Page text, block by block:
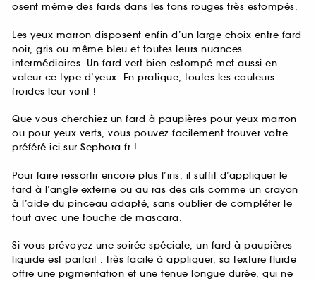
osent même des fards dans les tons rouges très estompés.
Les yeux marron disposent enfin d’un large choix entre fard
noir, gris ou même bleu et toutes leurs nuances
intermédiaires. Un fard vert bien estompé met aussi en
valeur ce type d’yeux. En pratique, toutes les couleurs
froides leur vont !
Que vous cherchiez un fard à paupières pour yeux marron
ou pour yeux verts, vous pouvez facilement trouver votre
préféré ici sur Sephora.fr !
Pour faire ressortir encore plus l’iris, il suffit d’appliquer le
fard à l’angle externe ou au ras des cils comme un crayon
à l’aide du pinceau adapté, sans oublier de compléter le
tout avec une touche de mascara.
Si vous prévoyez une soirée spéciale, un fard à paupières
liquide est parfait : très facile à appliquer, sa texture fluide
offre une pigmentation et une tenue longue durée, qui ne